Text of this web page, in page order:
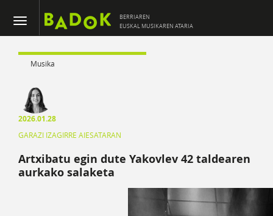
BERRIAREN
EUSKAL MUSIKAREN ATARIA
Musika
2026.01.28
GARAZI IZAGIRRE AIESATARAN
Artxibatu egin dute Yakovlev 42 taldearen
aurkako salaketa